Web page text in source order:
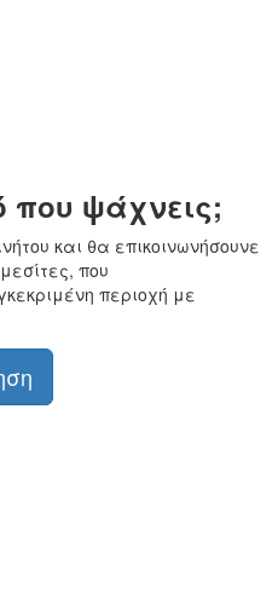
που ψάχνεις;
και θα επικοινωνήσουνε
που
περιοχή με